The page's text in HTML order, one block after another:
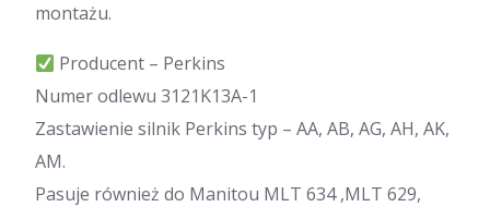
montażu.
Producent – Perkins
Numer odlewu 3121K13A-1
Zastawienie silnik Perkins typ – AA, AB, AG, AH, AK,
AM.
Pasuje również do Manitou MLT 634 ,MLT 629,